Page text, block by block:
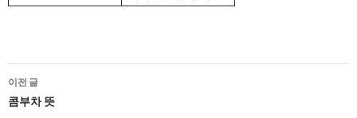
글
네
이전 글
콤부차 뜻